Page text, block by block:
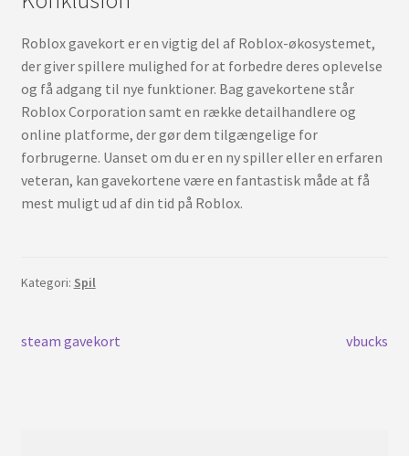
Roblox gavekort er en vigtig del af Roblox-økosystemet,
der giver spillere mulighed for at forbedre deres oplevelse
og få adgang til nye funktioner. Bag gavekortene står
Roblox Corporation samt en række detailhandlere og
online platforme, der gør dem tilgængelige for
forbrugerne. Uanset om du er en ny spiller eller en erfaren
veteran, kan gavekortene være en fantastisk måde at få
mest muligt ud af din tid på Roblox.
Kategori: Spil
Indlægsnavigation
Forrige
steam gavekort
Næste
vbucks